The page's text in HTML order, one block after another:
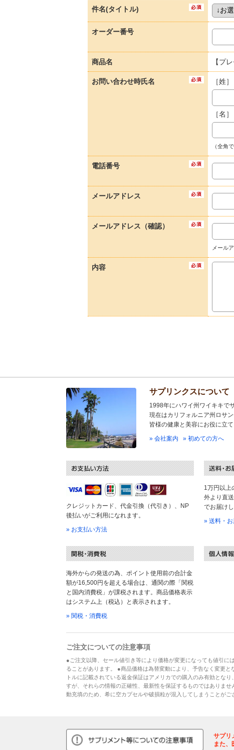
件名(タイトル)
オーダー番号
商品名 【プ
お問い合わせ時氏名 ［姓］
［名］
（全角
電話番号
メールアドレス
メールアドレス（確認）
メール
内容
サプリンクスについて
1998年にハワイ州ワイキキで
現在はカリフォルニア州ロサ
皆様の健康と美容にお役に立
» 会社案内
» 初めての方へ
クレジットカード、代金引換（代引き）、NP
後払いがご利用になれます。
» お支払い方法
1万円以上
外より直
でお届けし
» 送料・
海外からの発送の為、ポイント使用前の合計金
額が16,500円を超える場合は、通関の際「関税
と国内消費税」が課税されます。商品価格表示
はシステム上（税込）と表示されます。
» 関税・消費税
ご注文についての注意事項
●ご注文以降、セール値引き等により価格が変更になっても値引
ることがあります。 ●商品価格は為替変動により、予告なく変更
トルに記載されている返金保証はアメリカでの購入のみ有効とな
すが、それらの情報の正確性、最新性を保証するものではありま
動充填のため、希に空カプセルや破損粒が混入してしまうことが
サプリ
また、